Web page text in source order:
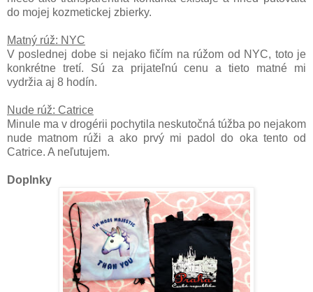
do mojej kozmetickej zbierky.
Matný rúž: NYC
V poslednej dobe si nejako fičím na rúžom od NYC, toto je
konkrétne tretí. Sú za prijateľnú cenu a tieto matné mi
vydržia aj 8 hodín.
Nude rúž: Catrice
Minule ma v drogérii pochytila neskutočná túžba po nejakom
nude matnom rúži a ako prvý mi padol do oka tento od
Catrice. A neľutujem.
Doplnky